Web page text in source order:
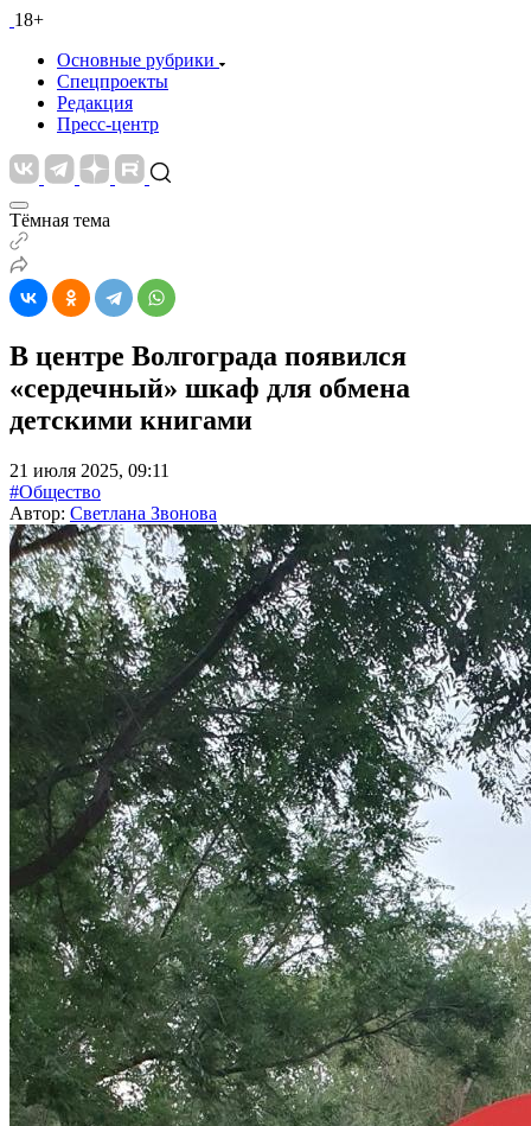
18+
Основные рубрики
Спецпроекты
Редакция
Пресс-центр
Тёмная тема
В центре Волгограда появился
«сердечный» шкаф для обмена
детскими книгами
21 июля 2025, 09:11
#Общество
Автор: Светлана Звонова